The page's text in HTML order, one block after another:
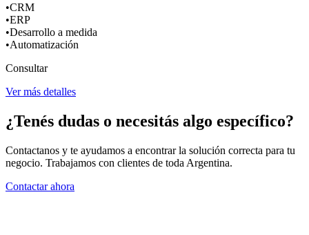
•CRM
•ERP
•Desarrollo a medida
•Automatización
Consultar
Ver más detalles
¿Tenés dudas o necesitás algo específico?
Contactanos y te ayudamos a encontrar la solución correcta para tu
negocio. Trabajamos con clientes de toda Argentina.
Contactar ahora